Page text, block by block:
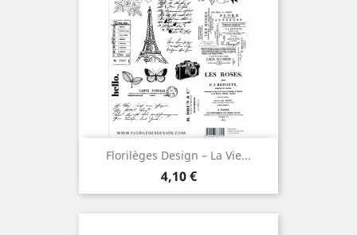
Florilèges Design – La Vie...
Prix
4,10 €